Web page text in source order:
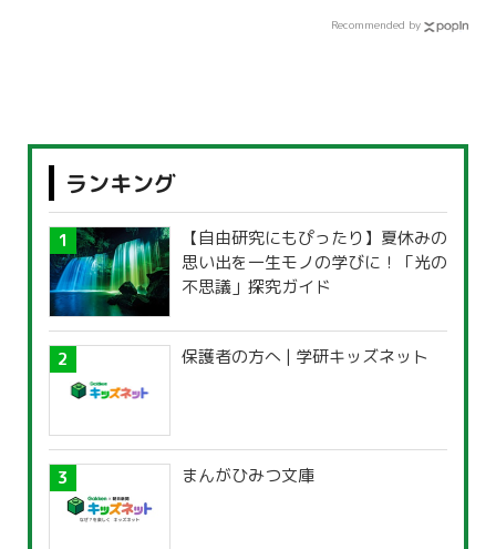
Recommended by
ランキング
【自由研究にもぴったり】夏休みの
思い出を一生モノの学びに！「光の
不思議」探究ガイド
保護者の方へ | 学研キッズネット
まんがひみつ文庫